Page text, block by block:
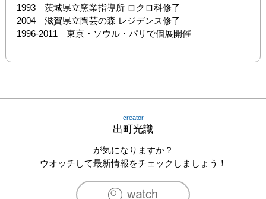
1993　茨城県立窯業指導所 ロクロ科修了
2004　滋賀県立陶芸の森 レジデンス修了
1996‐2011　東京・ソウル・パリで個展開催
creator
出町光識
が気になりますか？
ウオッチして最新情報をチェックしましょう！